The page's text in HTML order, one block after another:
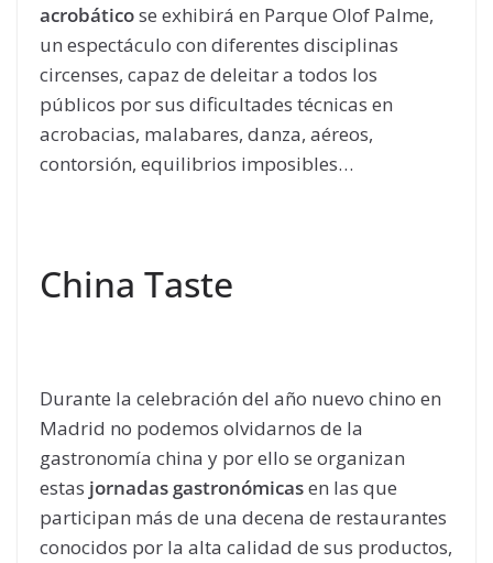
acrobáticose exhibirá en Parque Olof Palme,
un espectáculo con diferentes disciplinas
circenses, capaz de deleitar a todos los
públicos por sus dificultades técnicas en
acrobacias, malabares, danza, aéreos,
contorsión, equilibrios imposibles…
China Taste
Durante la celebración del año nuevo chino en
Madrid no podemos olvidarnos de la
gastronomía china y por ello se organizan
estas jornadas gastronómicasen las que
participan más de una decena de restaurantes
conocidos por la alta calidad de sus productos,